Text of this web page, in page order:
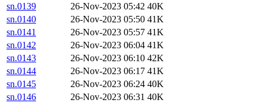
sn.0139
26-Nov-2023 05:42 40K
sn.0140
26-Nov-2023 05:50 41K
sn.0141
26-Nov-2023 05:57 41K
sn.0142
26-Nov-2023 06:04 41K
sn.0143
26-Nov-2023 06:10 42K
sn.0144
26-Nov-2023 06:17 41K
sn.0145
26-Nov-2023 06:24 40K
sn.0146
26-Nov-2023 06:31 40K